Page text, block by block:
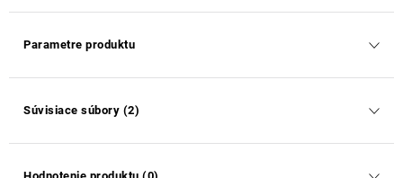
Parametre produktu
Súvisiace súbory (2)